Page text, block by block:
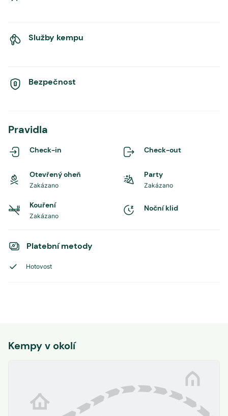
Služby kempu
Bezpečnost
Pravidla
Check-in Check-out
Otevřený oheň
Zakázano
Party
Zakázano
Kouření
Zakázano
Noční klid
Platební metody
Hotovost
Kempy v okolí